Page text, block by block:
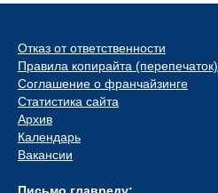
Отказ от ответственности
Правила копирайта (перепечаток)
Соглашение о франчайзинге
Статистика сайта
Архив
Календарь
Вакансии